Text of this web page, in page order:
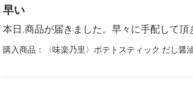
早い
本日.商品が届きました。早々に手配して
購入商品：〈味楽乃里〉ポテトスティック だし醤